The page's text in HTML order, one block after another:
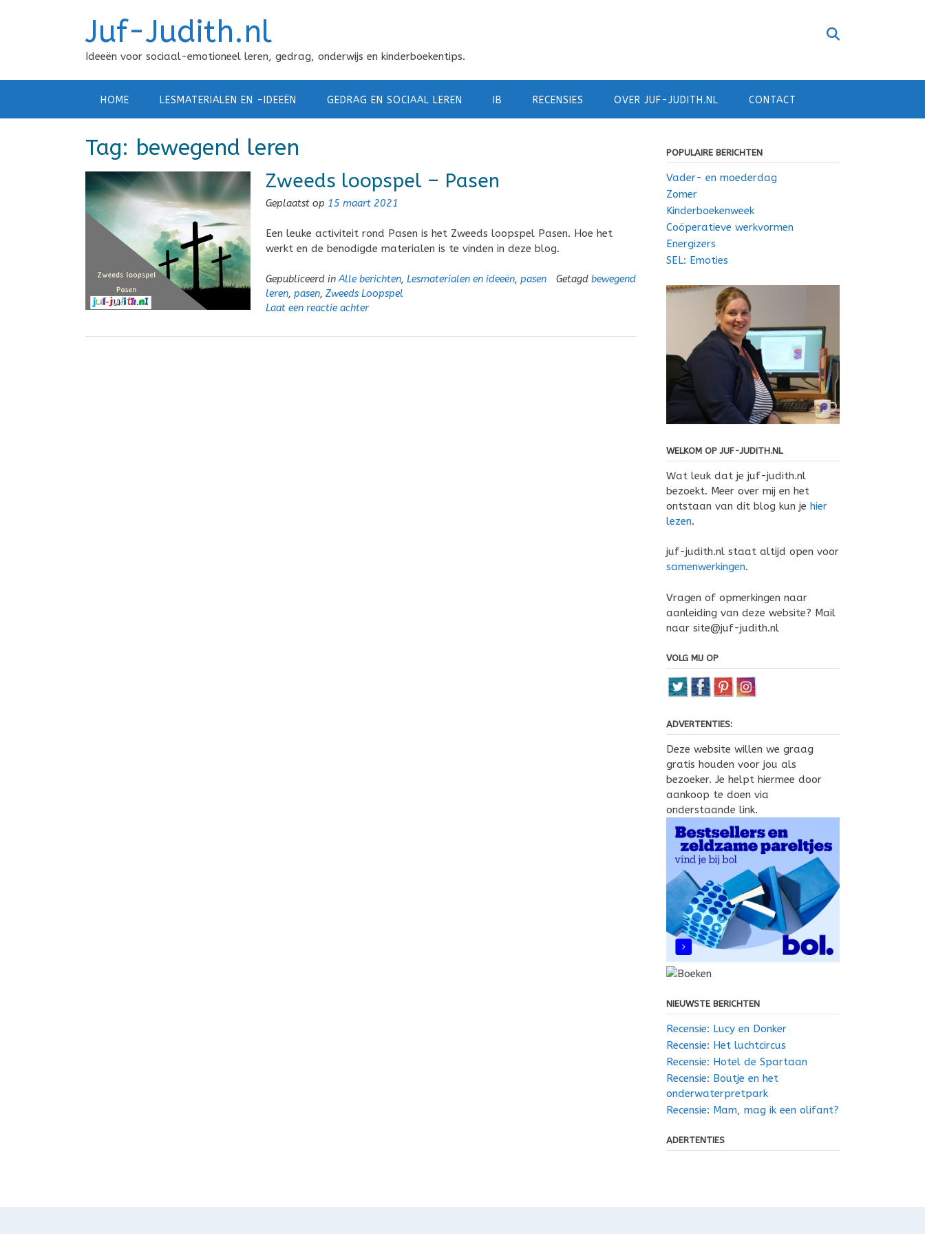
Juf-Judith.nl
Ideeën voor sociaal-emotioneel leren, gedrag, onderwijs en kinderboekentips.
HOME LESMATERIALEN EN -IDEEËN GEDRAG EN SOCIAAL LEREN IB RECENSIES OVER JUF-JUDITH.NL CONTACT
Tag: bewegend leren
Zweeds loopspel – Pasen
Geplaatst op 15 maart 2021
Een leuke activiteit rond Pasen is het Zweeds loopspel Pasen. Hoe het
werkt en de benodigde materialen is te vinden in deze blog.
Gepubliceerd inAlle berichten, Lesmaterialen en ideeën, pasen Getagd bewegend
leren, pasen, Zweeds Loopspel
Laat een reactie achter
POPULAIRE BERICHTEN
Vader- en moederdag
Zomer
Kinderboekenweek
Coöperatieve werkvormen
Energizers
SEL: Emoties
WELKOM OP JUF-JUDITH.NL
Wat leuk dat je juf-judith.nl
bezoekt. Meer over mij en het
ontstaan van dit blog kun je hier
lezen.
juf-judith.nl staat altijd open voor
samenwerkingen.
Vragen of opmerkingen naar
aanleiding van deze website? Mail
naar site@juf-judith.nl
VOLG MIJ OP
ADVERTENTIES:
Deze website willen we graag
gratis houden voor jou als
bezoeker. Je helpt hiermee door
aankoop te doen via
onderstaande link.
NIEUWSTE BERICHTEN
Recensie: Lucy en Donker
Recensie: Het luchtcircus
Recensie: Hotel de Spartaan
Recensie: Boutje en het
onderwaterpretpark
Recensie: Mam, mag ik een olifant?
ADERTENTIES